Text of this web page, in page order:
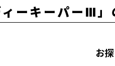
ーキーパーⅢ」
お